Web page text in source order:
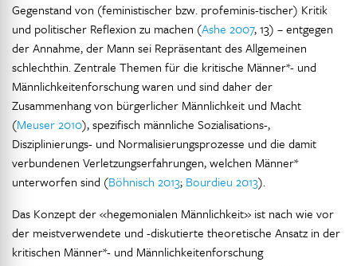
Gegenstand von (feministischer bzw. profeminis-tischer) Kritik
und politischer Reflexion zu machen (Ashe 2007, 13) – entgegen
der Annahme, der Mann sei Repräsentant des Allgemeinen
schlechthin. Zentrale Themen für die kritische Männer*- und
Männlichkeitenforschung waren und sind daher der
Zusammenhang von bürgerlicher Männlichkeit und Macht
(Meuser 2010), spezifisch männliche Sozialisations-,
Disziplinierungs- und Normalisierungsprozesse und die damit
verbundenen Verletzungserfahrungen, welchen Männer*
unterworfen sind (Böhnisch 2013; Bourdieu 2013).
Das Konzept der «hegemonialen Männlichkeit» ist nach wie vor
der meistverwendete und -diskutierte theoretische Ansatz in der
kritischen Männer*- und Männlichkeitenforschung